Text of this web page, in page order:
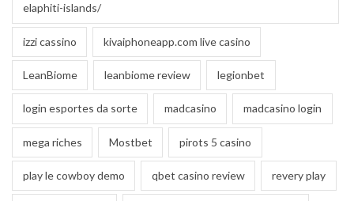
elaphiti-islands/
izzi cassino kivaiphoneapp.com live casino
LeanBiome leanbiome review legionbet
login esportes da sorte madcasino madcasino login
mega riches Mostbet pirots 5 casino
play le cowboy demo qbet casino review revery play